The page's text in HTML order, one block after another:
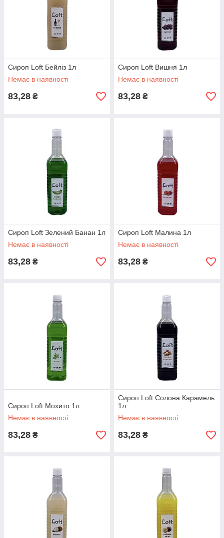
Сироп Loft Бейліз 1л
Немає в наявності
83,28 ₴
Сироп Loft Вишня 1л
Немає в наявності
83,28 ₴
Сироп Loft Зелений Банан 1л
Немає в наявності
83,28 ₴
Сироп Loft Малина 1л
Немає в наявності
83,28 ₴
Сироп Loft Мохито 1л
Немає в наявності
83,28 ₴
Сироп Loft Солона Карамель
1л
Немає в наявності
83,28 ₴